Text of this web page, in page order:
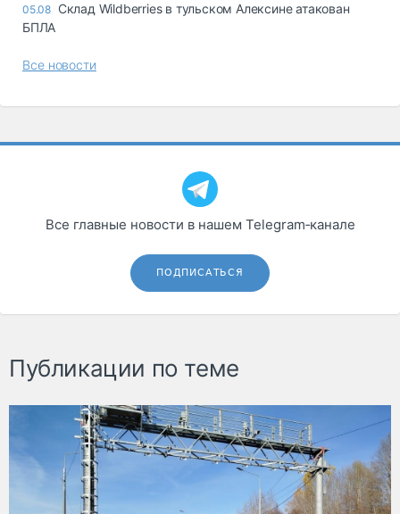
05.08 Склад Wildberries в тульском Алексине атакован
БПЛА
Все новости
Все главные новости в нашем Telegram‑канале
ПОДПИСАТЬСЯ
Публикации по теме